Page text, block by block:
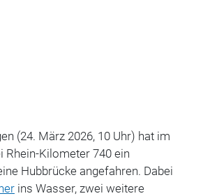
(24. März 2026, 10 Uhr) hat im
Rhein-Kilometer 740 ein
Hubbrücke angefahren. Dabei
ins Wasser, zwei weitere